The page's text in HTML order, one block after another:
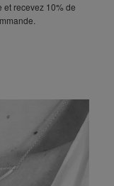
et recevez 10% de